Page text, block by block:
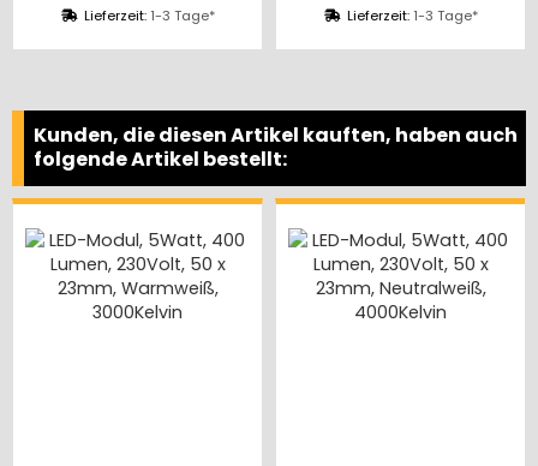
Lieferzeit:1-3 Tage* Lieferzeit:1-3 Tage*
Kunden, die diesen Artikel kauften, haben auch
folgende Artikel bestellt: